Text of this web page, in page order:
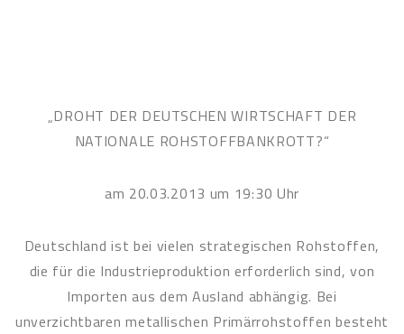
„DROHT DER DEUTSCHEN WIRTSCHAFT DER
NATIONALE ROHSTOFFBANKROTT?“
am 20.03.2013 um 19:30 Uhr
Deutschland ist bei vielen strategischen Rohstoffen,
die für die Industrieproduktion erforderlich sind, von
Importen aus dem Ausland abhängig. Bei
unverzichtbaren metallischen Primärrohstoffen besteht